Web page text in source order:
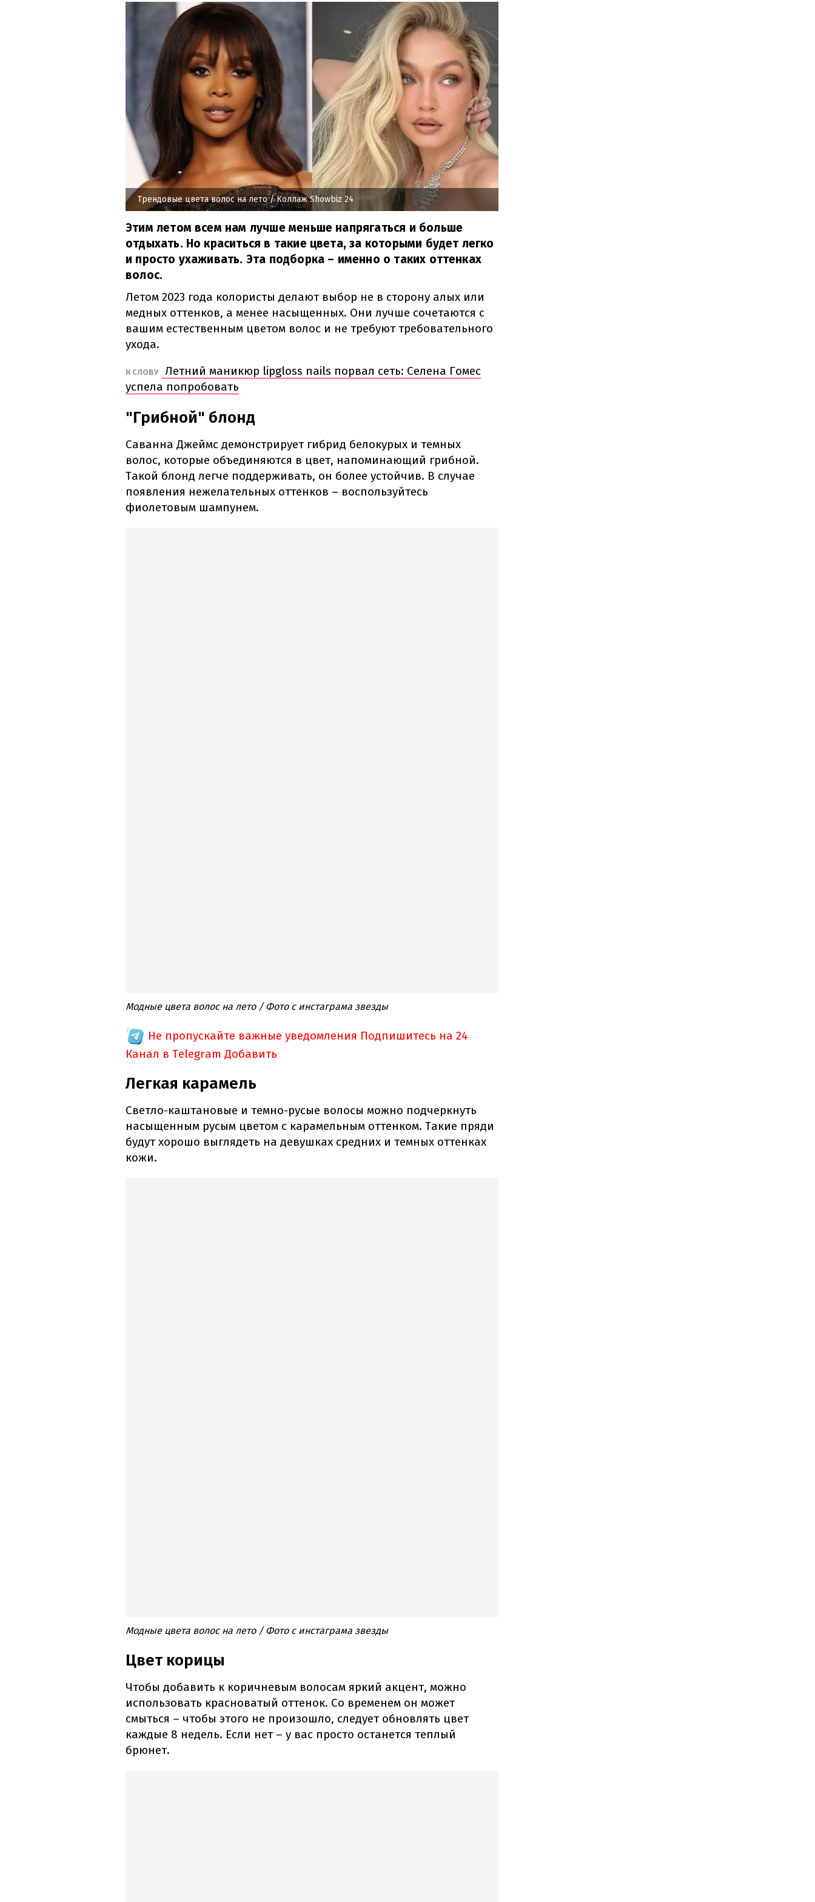
Трендовые цвета волос на лето/ Коллаж Showbiz 24
Этим летом всем нам лучше меньше напрягаться и больше
отдыхать. Но краситься в такие цвета, за которыми будет легко
и просто ухаживать. Эта подборка – именно о таких оттенках
волос.
Летом 2023 года колористы делают выбор не в сторону алых или
медных оттенков, а менее насыщенных. Они лучше сочетаются с
вашим естественным цветом волос и не требуют требовательного
ухода.
К СЛОВУ
Летний маникюр lipgloss nails порвал сеть: Селена Гомес
успела попробовать
"Грибной" блонд
Саванна Джеймс демонстрирует гибрид белокурых и темных
волос, которые объединяются в цвет, напоминающий грибной.
Такой блонд легче поддерживать, он более устойчив. В случае
появления нежелательных оттенков – воспользуйтесь
фиолетовым шампунем.
Модные цвета волос на лето / Фото с инстаграма звезды
Не пропускайте важные уведомления Подпишитесь на 24
Канал в Telegram Добавить
Легкая карамель
Светло-каштановые и темно-русые волосы можно подчеркнуть
насыщенным русым цветом с карамельным оттенком. Такие пряди
будут хорошо выглядеть на девушках средних и темных оттенках
кожи.
Модные цвета волос на лето / Фото с инстаграма звезды
Цвет корицы
Чтобы добавить к коричневым волосам яркий акцент, можно
использовать красноватый оттенок. Со временем он может
смыться – чтобы этого не произошло, следует обновлять цвет
каждые 8 недель. Если нет – у вас просто останется теплый
брюнет.